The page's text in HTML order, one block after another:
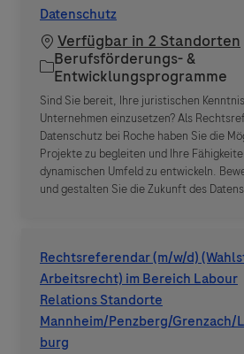
Datenschutz
Verfügbar in 2 Standorten
Kategorie
Berufsförderungs- &
Entwicklungsprogramme
Sind Sie bereit, Ihre juristischen
Unternehmen einzusetzen? Als
Datenschutz bei Roche haben Sie die
Projekte zu begleiten und Ihre
dynamischen Umfeld zu entwickeln.
und gestalten Sie die Zukunft des
Rechtsreferendar (m/w/d)
Arbeitsrecht) im Bereich Labour
Relations Standorte
Mannheim/Penzberg/Grenzach/
burg